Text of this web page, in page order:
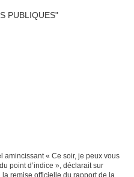
amincissant « Ce soir, je peux vous
point d’indice », déclarait sur